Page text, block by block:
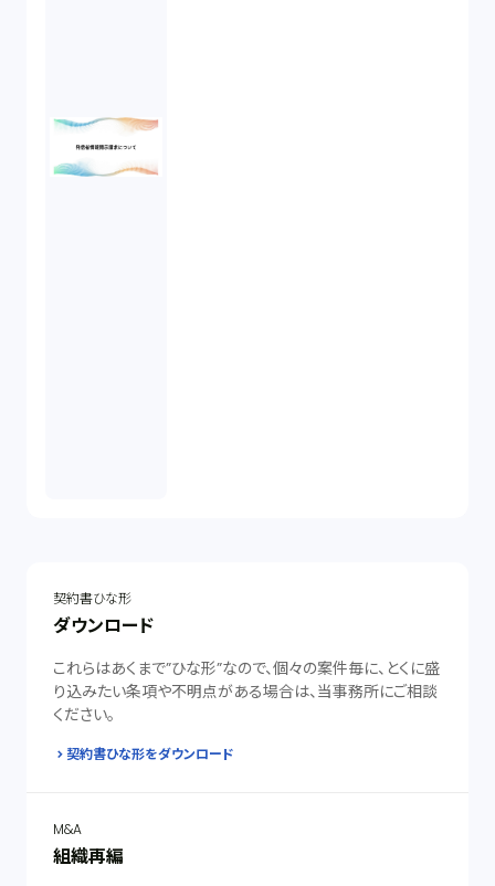
契約書ひな形
ダウンロード
これらはあくまで”ひな形”なので、個々の案件毎に、とくに盛
り込みたい条項や不明点がある場合は、当事務所にご相談
ください。
契約書ひな形をダウンロード
M&A
組織再編